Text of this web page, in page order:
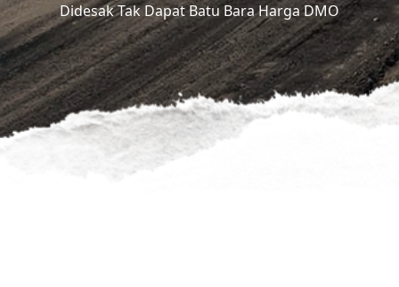
Didesak Tak Dapat Batu Bara Harga DMO